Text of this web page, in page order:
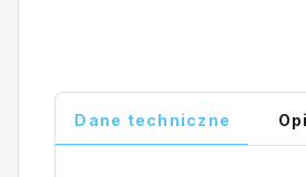
Dane techniczne